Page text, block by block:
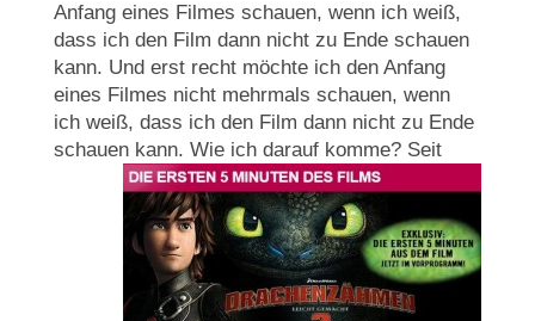
Anfang eines Filmes schauen, wenn ich weiß,
dass ich den Film dann nicht zu Ende schauen
kann. Und erst recht möchte ich den Anfang
eines Filmes nicht mehrmals schauen, wenn
ich weiß, dass ich den Film dann nicht zu Ende
schauen kann. Wie ich darauf komme? Seit